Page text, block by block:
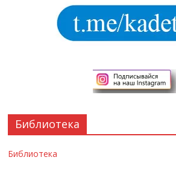
Библиотека
Библиотека